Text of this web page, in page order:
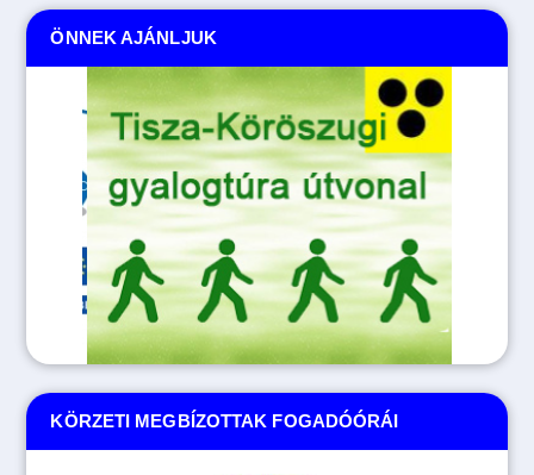
KÖRZETI MEGBÍZOTTAK FOGADÓÓRÁI
ÖNNEK AJÁNLJUK